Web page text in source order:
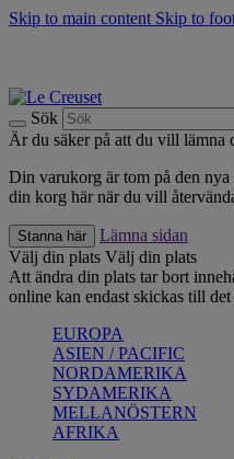
Skip to main content Skip to
Sök
Är du säker på att du vill lämna
Din varukorg är tom på den
din korg här när du vill
Stanna här
Lämna sidan
Välj din plats Välj din plats
Att ändra din plats tar bort
online kan endast skickas till
EUROPA
ASIEN / PACIFIC
NORDAMERIKA
SYDAMERIKA
MELLANÖSTERN
AFRIKA